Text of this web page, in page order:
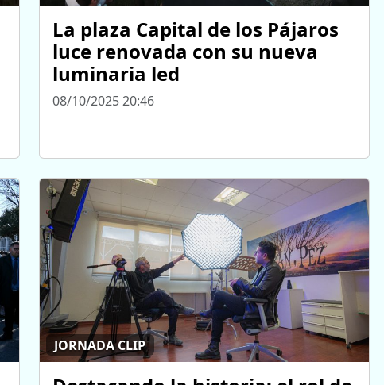
La plaza Capital de los Pájaros
luce renovada con su nueva
luminaria led
08/10/2025 20:46
JORNADA CLIP